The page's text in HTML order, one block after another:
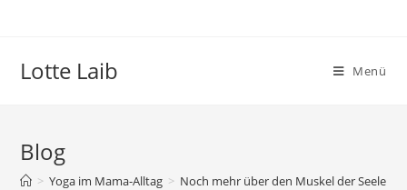
Lotte Laib Menü
Blog
> Yoga im Mama-Alltag > Noch mehr über den Muskel der Seele –